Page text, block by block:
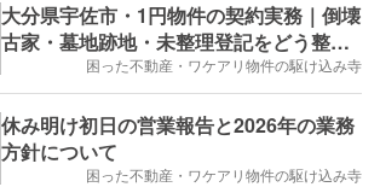
大分県宇佐市・1円物件の契約実務｜倒壊
古家・墓地跡地・未整理登記をどう整理
困った不動産・ワケアリ物件の駆け込み寺
休み明け初日の営業報告と2026年の業務
方針について
困った不動産・ワケアリ物件の駆け込み寺